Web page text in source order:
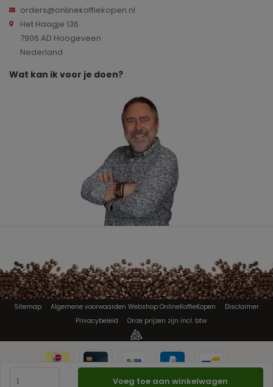
Voeg toe aan winkelwagen
orders@onlinekoffiekopen.nl
Het Haagje 136
7906 AD Hoogeveen
Nederland
Wat kan ik voor je doen?
Sitemap Algemene voorwaarden Webshop OnlineKoffieKopen
Disclaimer
Privacybeleid
Onze prijzen zijn incl. btw